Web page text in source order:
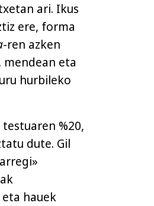
ari. Ikus
ere, forma
-ren azken
mendean eta
hurbileko
%20,
dute. Gil
hauek